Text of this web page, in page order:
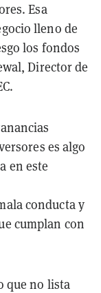
Esa
lleno de
los fondos
Director de
es algo
en este
conducta y
cumplan con
que no lista